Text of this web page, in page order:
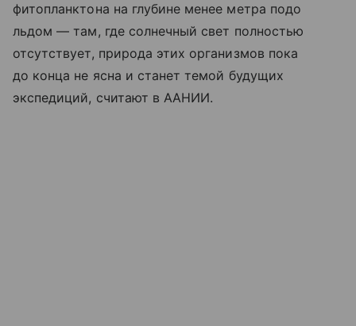
фитопланктона на глубине менее метра подо
льдом — там, где солнечный свет полностью
отсутствует, природа этих организмов пока
до конца не ясна и станет темой будущих
экспедиций, считают в ААНИИ.